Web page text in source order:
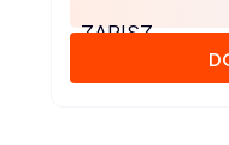
ZAPISZ